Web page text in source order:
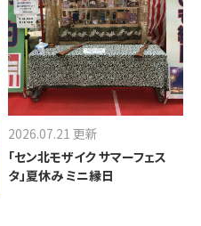
2026.07.21 更新
「セン北モザイク サマーフェス
タ」夏休み ミニ縁日